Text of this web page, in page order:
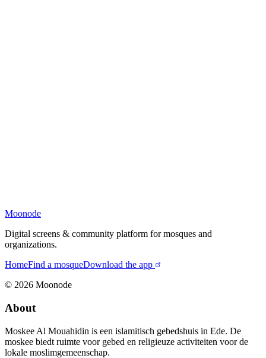
Moonode
Digital screens & community platform for mosques and
organizations.
HomeFind a mosqueDownload the app
© 2026 Moonode
About
Moskee Al Mouahidin is een islamitisch gebedshuis in Ede. De
moskee biedt ruimte voor gebed en religieuze activiteiten voor de
lokale moslimgemeenschap.